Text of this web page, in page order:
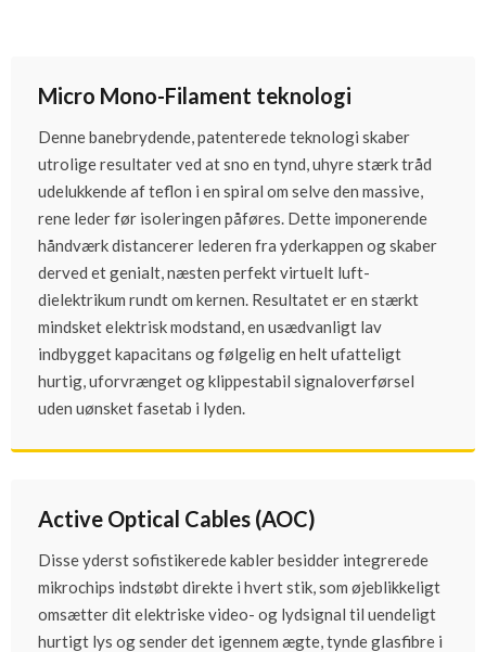
Micro Mono-Filament teknologi
Denne banebrydende, patenterede teknologi skaber
utrolige resultater ved at sno en tynd, uhyre stærk tråd
udelukkende af teflon i en spiral om selve den massive,
rene leder før isoleringen påføres. Dette imponerende
håndværk distancerer lederen fra yderkappen og skaber
derved et genialt, næsten perfekt virtuelt luft-
dielektrikum rundt om kernen. Resultatet er en stærkt
mindsket elektrisk modstand, en usædvanligt lav
indbygget kapacitans og følgelig en helt ufatteligt
hurtig, uforvrænget og klippestabil signaloverførsel
uden uønsket fasetab i lyden.
Active Optical Cables (AOC)
Disse yderst sofistikerede kabler besidder integrerede
mikrochips indstøbt direkte i hvert stik, som øjeblikkeligt
omsætter dit elektriske video- og lydsignal til uendeligt
hurtigt lys og sender det igennem ægte, tynde glasfibre i